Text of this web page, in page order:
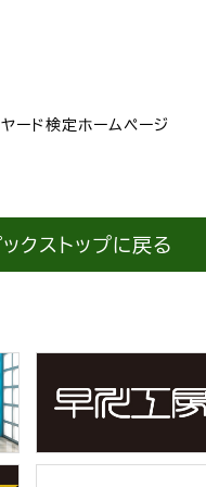
ード検定ホームページ
ックストップに戻る